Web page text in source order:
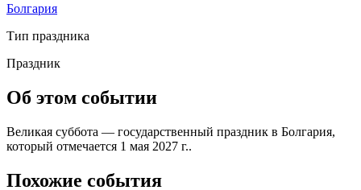
Болгария
Тип праздника
Праздник
Об этом событии
Великая суббота — государственный праздник в Болгария,
который отмечается 1 мая 2027 г..
Похожие события